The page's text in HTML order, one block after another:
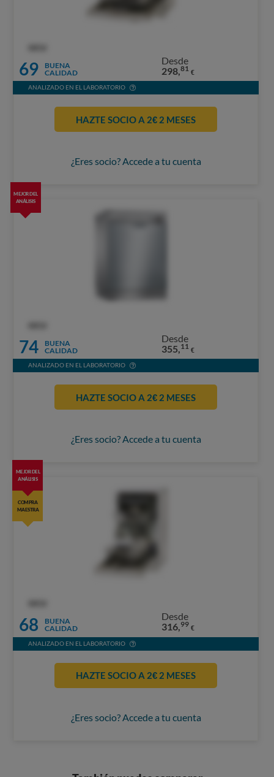
69
BUENA
CALIDAD
Desde
298,81 €
ANALIZADO EN EL LABORATORIO
HAZTE SOCIO A 2€ 2 MESES
¿Eres socio? Accede a tu cuenta
MEJOR DEL
ANÁLISIS
74
BUENA
CALIDAD
Desde
355,11 €
ANALIZADO EN EL LABORATORIO
HAZTE SOCIO A 2€ 2 MESES
¿Eres socio? Accede a tu cuenta
MEJOR DEL
ANÁLISIS
COMPRA
MAESTRA
68
BUENA
CALIDAD
Desde
316,99 €
ANALIZADO EN EL LABORATORIO
HAZTE SOCIO A 2€ 2 MESES
¿Eres socio? Accede a tu cuenta